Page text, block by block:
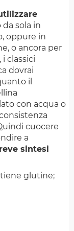
sola in
oppure in
o ancora per
classici
dovrai
il
con acqua o
cuocere
a
sintesi
glutine;